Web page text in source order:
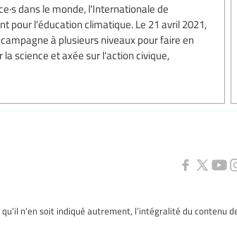
dans le monde, l'Internationale de
pour l'éducation climatique. Le 21 avril 2021,
à plusieurs niveaux pour faire en
science et axée sur l'action civique,
n’en soit indiqué autrement, l’intégralité du contenu